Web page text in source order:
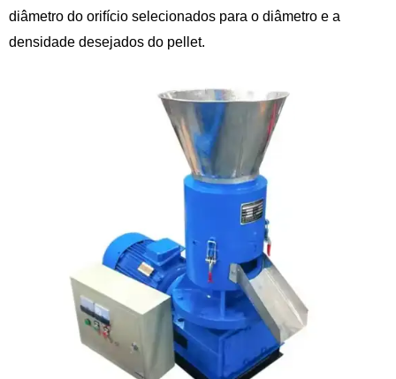
diâmetro do orifício selecionados para o diâmetro e a
densidade desejados do pellet.